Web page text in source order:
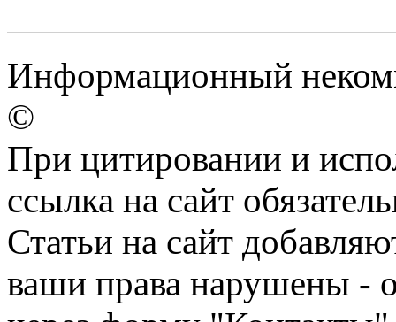
Информационный
©
При цитировании и
ссылка на сайт
Статьи на сайт
ваши права нарушены -